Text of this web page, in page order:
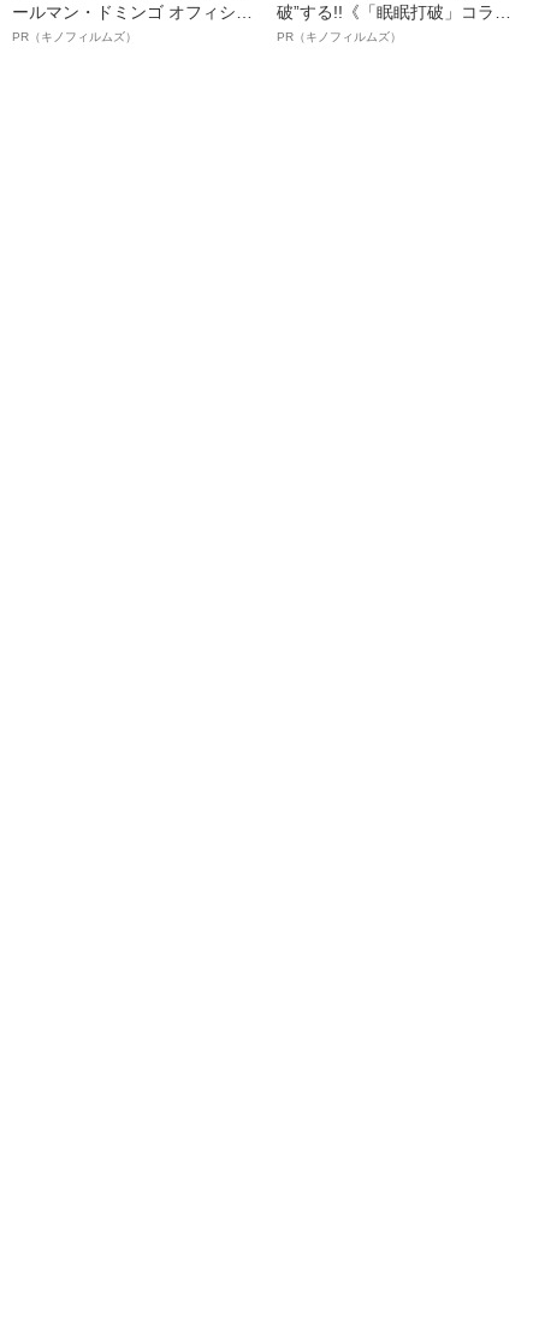
ールマン・ドミンゴ オフィシャ
ルインタビュー“観客を魅了した
PR（キノフィルムズ）
破”する!!《「眠眠打破」コラ
ボ》
PR（キノフィルムズ）